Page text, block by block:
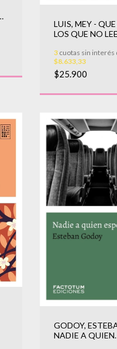
LUIS, MEY - QUE
LOS QUE NO
3 cuotas sin interés
$8.633,33
$25.900
GODOY,
NADIE A QUIEN